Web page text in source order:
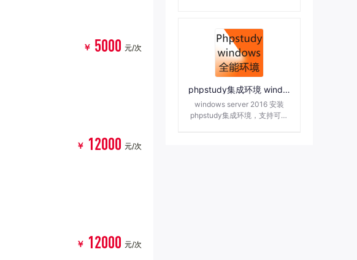
￥ 5000 元/次
￥ 12000 元/次
￥ 12000 元/次
互联网资质许可是企业自身能
力的体现，也是国家维护网络
安全的重要手段。根据工信部
等监管部门的规定，未及时办
理相关资质的企业，属于无证
经营，会给予处罚措施。
phpstudy集成环境 windows | PHP | mysql
windows server 2016 安装
phpstudy集成环境，支持可视